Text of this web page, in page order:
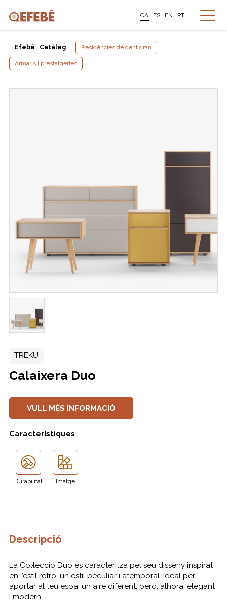
CA ES EN PT
Efebé Catàleg Residències de gent gran
Armaris i prestatgeries
TREKU
Calaixera Duo
VULL MÉS INFORMACIÓ
Característiques
Durabilitat Imatge
Descripció
La Col·lecció Duo es caracteritza pel seu disseny inspirat
en l’estil retro, un estil peculiar i atemporal. Ideal per
aportar al teu espai un aire diferent, però, alhora, elegant
i modern.